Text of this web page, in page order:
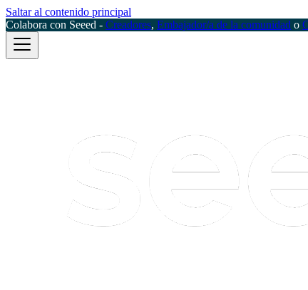
Saltar al contenido principal
Colabora con Seeed - Creadores, Embajador/a de la comunidad o